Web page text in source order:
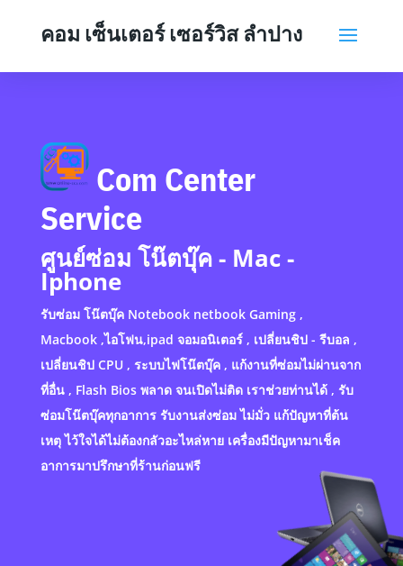
คอม เซ็นเตอร์ เซอร์วิส ลำปาง
Com Center
Service
ศูนย์ซ่อม โน๊ตบุ๊ค - Mac -
Iphone
รับซ่อม โน๊ตบุ๊ค Notebook netbook Gaming ,
Macbook ,ไอโฟน,ipad จอมอนิเตอร์ , เปลี่ยนชิป - รีบอล ,
เปลี่ยนชิป CPU , ระบบไฟโน๊ตบุ๊ค , แก้งานที่ซ่อมไม่ผ่านจาก
ที่อื่น , Flash Bios พลาด จนเปิดไม่ติด เราช่วยท่านได้ , รับ
ซ่อมโน๊ตบุ๊คทุกอาการ รับงานส่งซ่อม ไม่มั่ว แก้ปัญหาที่ต้น
เหตุ ไว้ใจได้ไม่ต้องกลัวอะไหล่หาย เครื่องมีปัญหามาเช็ค
อาการมาปรึกษาที่ร้านก่อนฟรี